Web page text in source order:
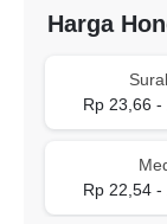
Harga
Rp 23,66 -
Rp 22,54 -